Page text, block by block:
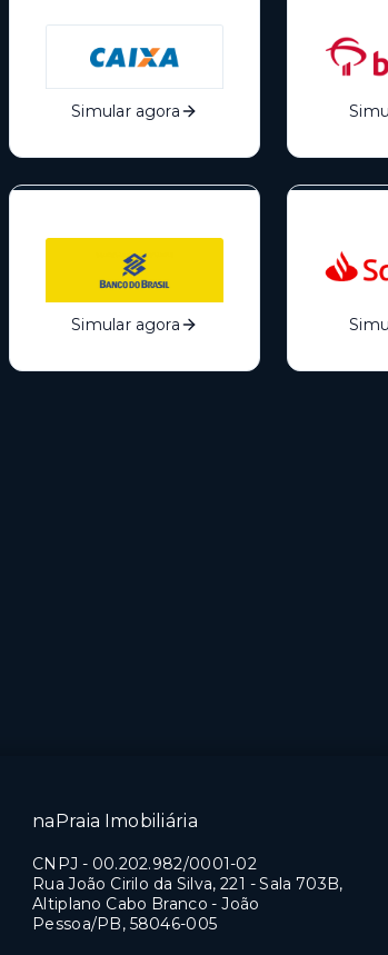
Simular agora
Simular agora
naPraia Imobiliária
CNPJ - 00.202.982/0001-02
Rua João Cirilo da Silva, 221 - Sala 703B,
Altiplano Cabo Branco - João
Pessoa/PB, 58046-005